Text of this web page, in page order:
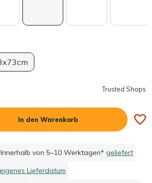
Trusted Shops
In den Warenkorb
Innerhalb von 5–10 Werktagen* geliefert
eigenes Lieferdatum